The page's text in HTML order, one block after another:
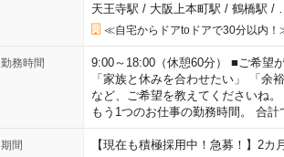
天王寺駅 / 大阪上本町駅 / 鶴橋駅 /
≪自宅からドアtoドアで30分以内！
勤務時間
9:00～18:00（休憩60分） ■ご希望
「家族と休みを合わせたい」 「余
など、ご希望を教えてくださいね
もう1つのお仕事の勤務時間。 合計
期間 【現在も積極採用中！急募！】2